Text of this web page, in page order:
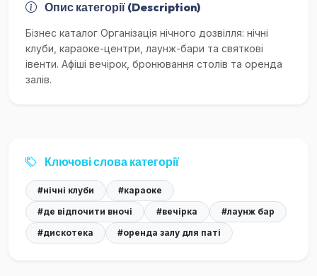
Опис категорії (Description)
Бізнес каталог Організація нічного дозвілля: нічні
клуби, караоке-центри, лаунж-бари та святкові
івенти. Афіші вечірок, бронювання столів та оренда
залів.
Ключові слова категорії
#нічні клуби
#караоке
#де відпочити вночі
#вечірка
#лаунж бар
#дискотека
#оренда залу для паті